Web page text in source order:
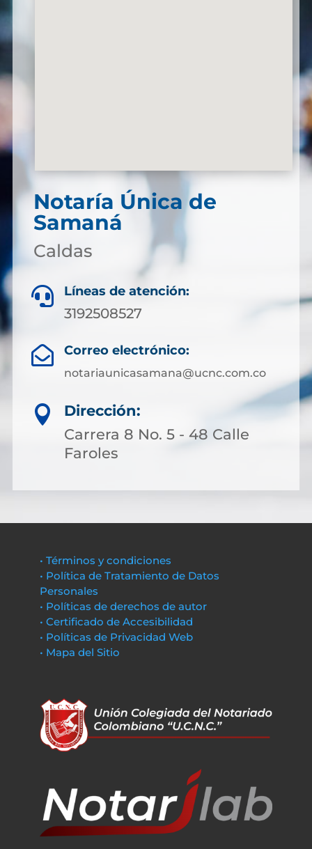
Notaría Única de
Samaná
Caldas
 Líneas de atención:
3192508527
 Correo electrónico:
notariaunicasamana@ucnc.com.co

Dirección:
Carrera 8 No. 5 - 48 Calle
Faroles
• Términos y condiciones
• Política de Tratamiento de Datos
Personales
• Políticas de derechos de autor
• Certificado de Accesibilidad
• Políticas de Privacidad Web
• Mapa del Sitio